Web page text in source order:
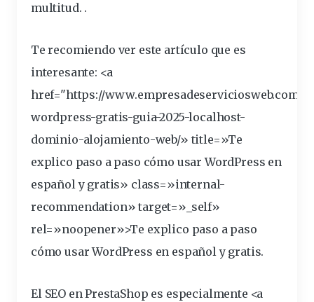
multitud. .
Te recomiendo ver este artículo que es
interesante: <a
href="https://www.empresadeserviciosweb.com/
wordpress-gratis-guia-2025-localhost-
dominio-alojamiento-web/» title=»Te
explico paso a paso cómo usar WordPress en
español y gratis» class=»internal-
recommendation» target=»_self»
rel=»noopener»>Te explico paso a paso
cómo usar WordPress en español y gratis.
El SEO en PrestaShop es especialmente <a